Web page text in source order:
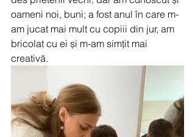
oameni noi, buni; a fost anul în care m-
am jucat mai mult cu copiii din jur, am
bricolat cu ei și m-am simțit mai
creativă.